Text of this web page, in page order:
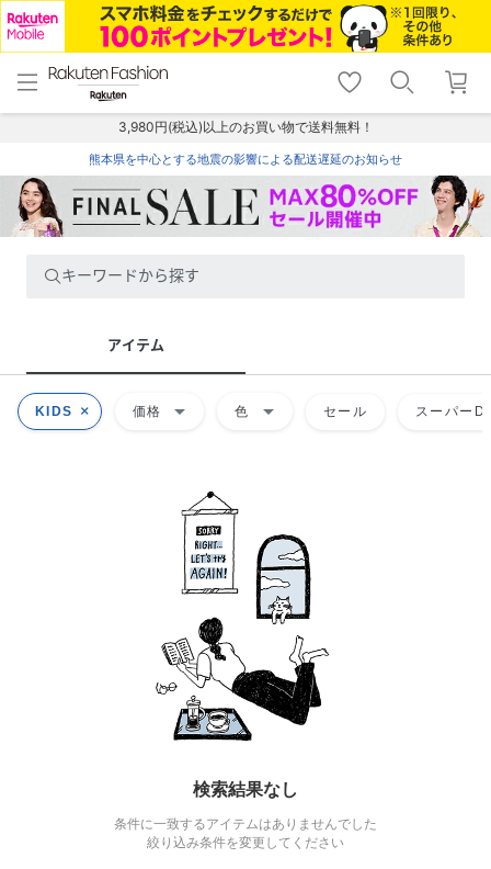
menu home
トップ
shopping_cart lock_outline
ログイン
3,980円(税込)以上のお買い物で送料無料！
熊本県を中心とする地震の影響による配送遅延のお知らせ
キーワードから探す
アイテム
KIDS 価格 arrow_drop_down 色 arrow_drop_down セール スーパー
検索結果なし
条件に一致するアイテムはありませんでした
絞り込み条件を変更してください